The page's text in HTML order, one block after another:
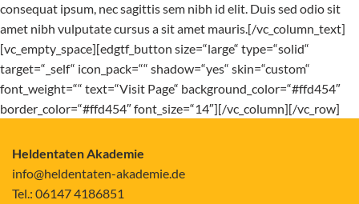
consequat ipsum, nec sagittis sem nibh id elit. Duis sed odio sit
amet nibh vulputate cursus a sit amet mauris.[/vc_column_text]
[vc_empty_space][edgtf_button size=“large“ type=“solid“
target=“_self“ icon_pack=““ shadow=“yes“ skin=“custom“
font_weight=““ text=“Visit Page“ background_color=“#ffd454″
border_color=“#ffd454″ font_size=“14″][/vc_column][/vc_row]
Heldentaten Akademie
info@heldentaten-akademie.de
Tel.: 06147 4186851